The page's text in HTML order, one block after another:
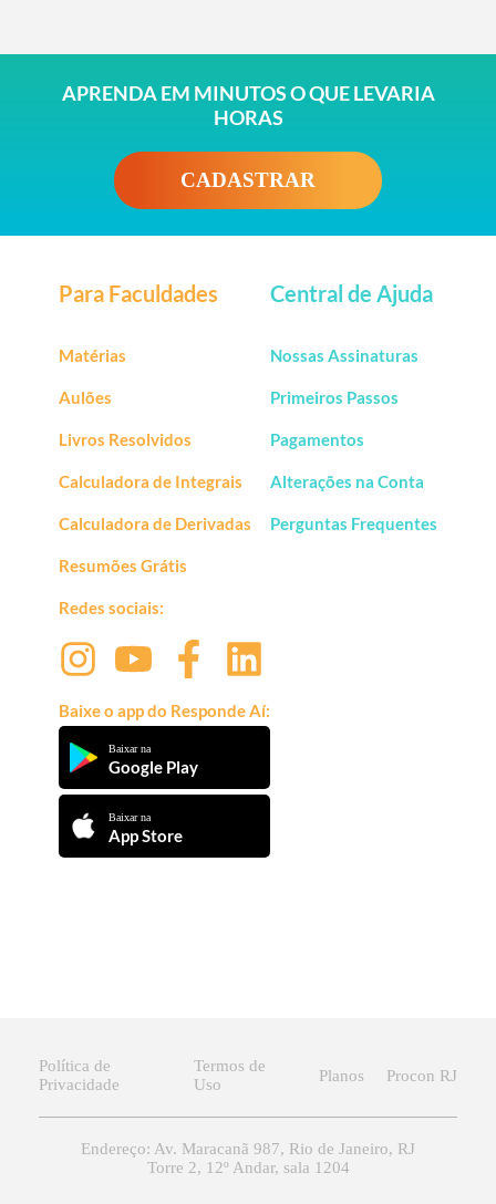
APRENDA EM MINUTOS O QUE LEVARIA
HORAS
CADASTRAR
Para Faculdades
Matérias
Aulões
Livros Resolvidos
Calculadora de Integrais
Calculadora de Derivadas
Resumões Grátis
Redes sociais:
Baixe o app do Responde Aí:
Baixar na
Google Play
Baixar na
App Store
Central de Ajuda
Nossas Assinaturas
Primeiros Passos
Pagamentos
Alterações na Conta
Perguntas Frequentes
Política de
Privacidade
Termos de
Uso
Planos Procon RJ
Endereço: Av. Maracanã 987, Rio de Janeiro, RJ
Torre 2, 12º Andar, sala 1204